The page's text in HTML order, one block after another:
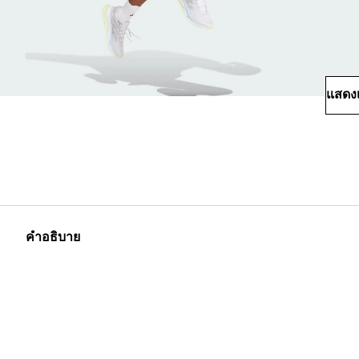
แสดง
คำอธิบาย